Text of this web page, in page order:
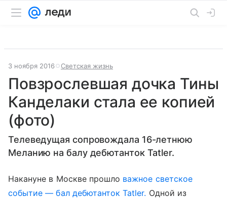
3 ноября 2016 Светская жизнь
Повзрослевшая дочка Тины
Канделаки стала ее копией
(фото)
Телеведущая сопровождала 16-летнюю
Меланию на балу дебютанток Tatler.
Накануне в Москве прошло важное светское
событие — бал дебютанток Tatler. Одной из